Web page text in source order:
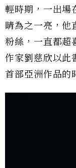
輕時期，一出場
睛為之一亮，他
粉絲，一直都超
作家劉慈欣以此
首部亞洲作品的